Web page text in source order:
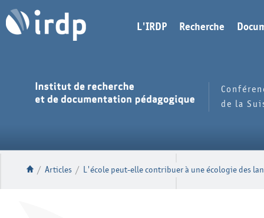
L'IRDP Recherche
de la
/ Articles / L'école peut-elle contribuer à une écologie des